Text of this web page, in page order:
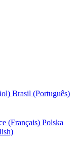
Brasil (Português)
(Français) Polska